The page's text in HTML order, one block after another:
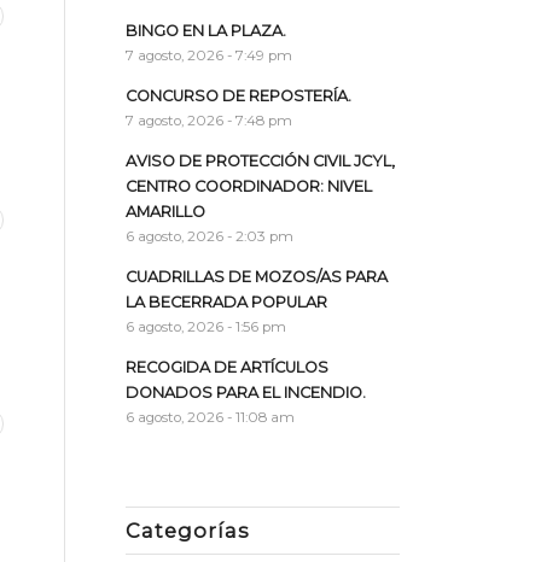
BINGO EN LA PLAZA.
7 agosto, 2026 - 7:49 pm
CONCURSO DE REPOSTERÍA.
7 agosto, 2026 - 7:48 pm
AVISO DE PROTECCIÓN CIVIL JCYL,
CENTRO COORDINADOR: NIVEL
AMARILLO
6 agosto, 2026 - 2:03 pm
CUADRILLAS DE MOZOS/AS PARA
LA BECERRADA POPULAR
6 agosto, 2026 - 1:56 pm
RECOGIDA DE ARTÍCULOS
DONADOS PARA EL INCENDIO.
6 agosto, 2026 - 11:08 am
Categorías